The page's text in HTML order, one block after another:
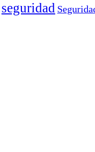
seguridad